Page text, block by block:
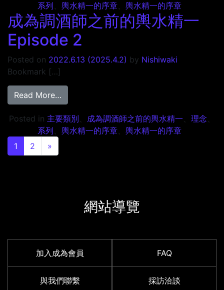
系列、 輿水精一的序章、 輿水精一的序章
成為調酒師之前的輿水精一
Episode 2
Posted on 2022.6.13 (2025.4.2) by Nishiwaki
Bookmark […]
Read More…
Posted in 主要類別、 成為調酒師之前的輿水精一、 理念、
系列、 輿水精一的序章、 輿水精一的序章
Posts navigation
1 2 »
網站導覽
加入成為會員 FAQ
與我們聯繫 採訪洽談